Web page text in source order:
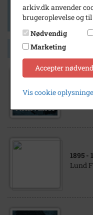
Vis kun med kilder
Vis kun med geo-tag
Side 1 af 1
Lund
1895 -
Lund
arkiv.dk anvender
brugeroplevelse og
Nødvendig
Marketing
Accepter
Vis cookie